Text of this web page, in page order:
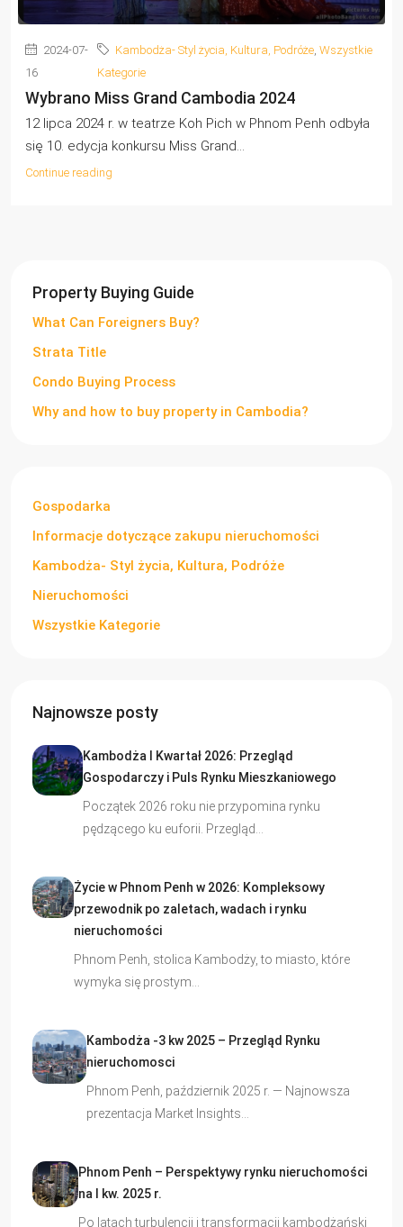
2024-07-
16
Kambodża- Styl życia, Kultura, Podróże,Wszystkie
Kategorie
Wybrano Miss Grand Cambodia 2024
12 lipca 2024 r. w teatrze Koh Pich w Phnom Penh odbyła
się 10. edycja konkursu Miss Grand...
Continue reading
Property Buying Guide
What Can Foreigners Buy?
Strata Title
Condo Buying Process
Why and how to buy property in Cambodia?
Gospodarka
Informacje dotyczące zakupu nieruchomości
Kambodża- Styl życia, Kultura, Podróże
Nieruchomości
Wszystkie Kategorie
Najnowsze posty
Kambodża I Kwartał 2026: Przegląd
Gospodarczy i Puls Rynku Mieszkaniowego
Początek 2026 roku nie przypomina rynku
pędzącego ku euforii. Przegląd…
Życie w Phnom Penh w 2026: Kompleksowy
przewodnik po zaletach, wadach i rynku
nieruchomości
Phnom Penh, stolica Kambodży, to miasto, które
wymyka się prostym…
Kambodża -3 kw 2025 – Przegląd Rynku
nieruchomosci
Phnom Penh, październik 2025 r. — Najnowsza
prezentacja Market Insights…
Phnom Penh – Perspektywy rynku nieruchomości
na I kw. 2025 r.
Po latach turbulencji i transformacji kambodżański